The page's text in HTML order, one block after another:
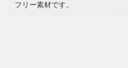
フリー素材です。